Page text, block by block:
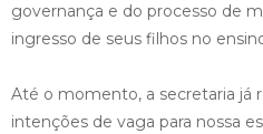
governança e do processo de
ingresso de seus filhos no
Até o momento, a secretaria já
intenções de vaga para nossa